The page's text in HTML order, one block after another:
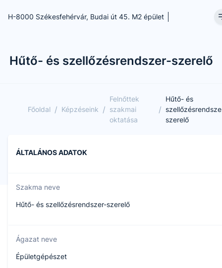
H-8000 Székesfehérvár, Budai út 45. M2 épület
Hűtő- és szellőzésrendszer-szerelő
Főoldal / Képzéseink /
Felnőttek
szakmai
oktatása
/
Hűtő- és
szerelő
ÁLTALÁNOS ADATOK
Szakma neve
Hűtő- és szellőzésrendszer-szerelő
Ágazat neve
Épületgépészet